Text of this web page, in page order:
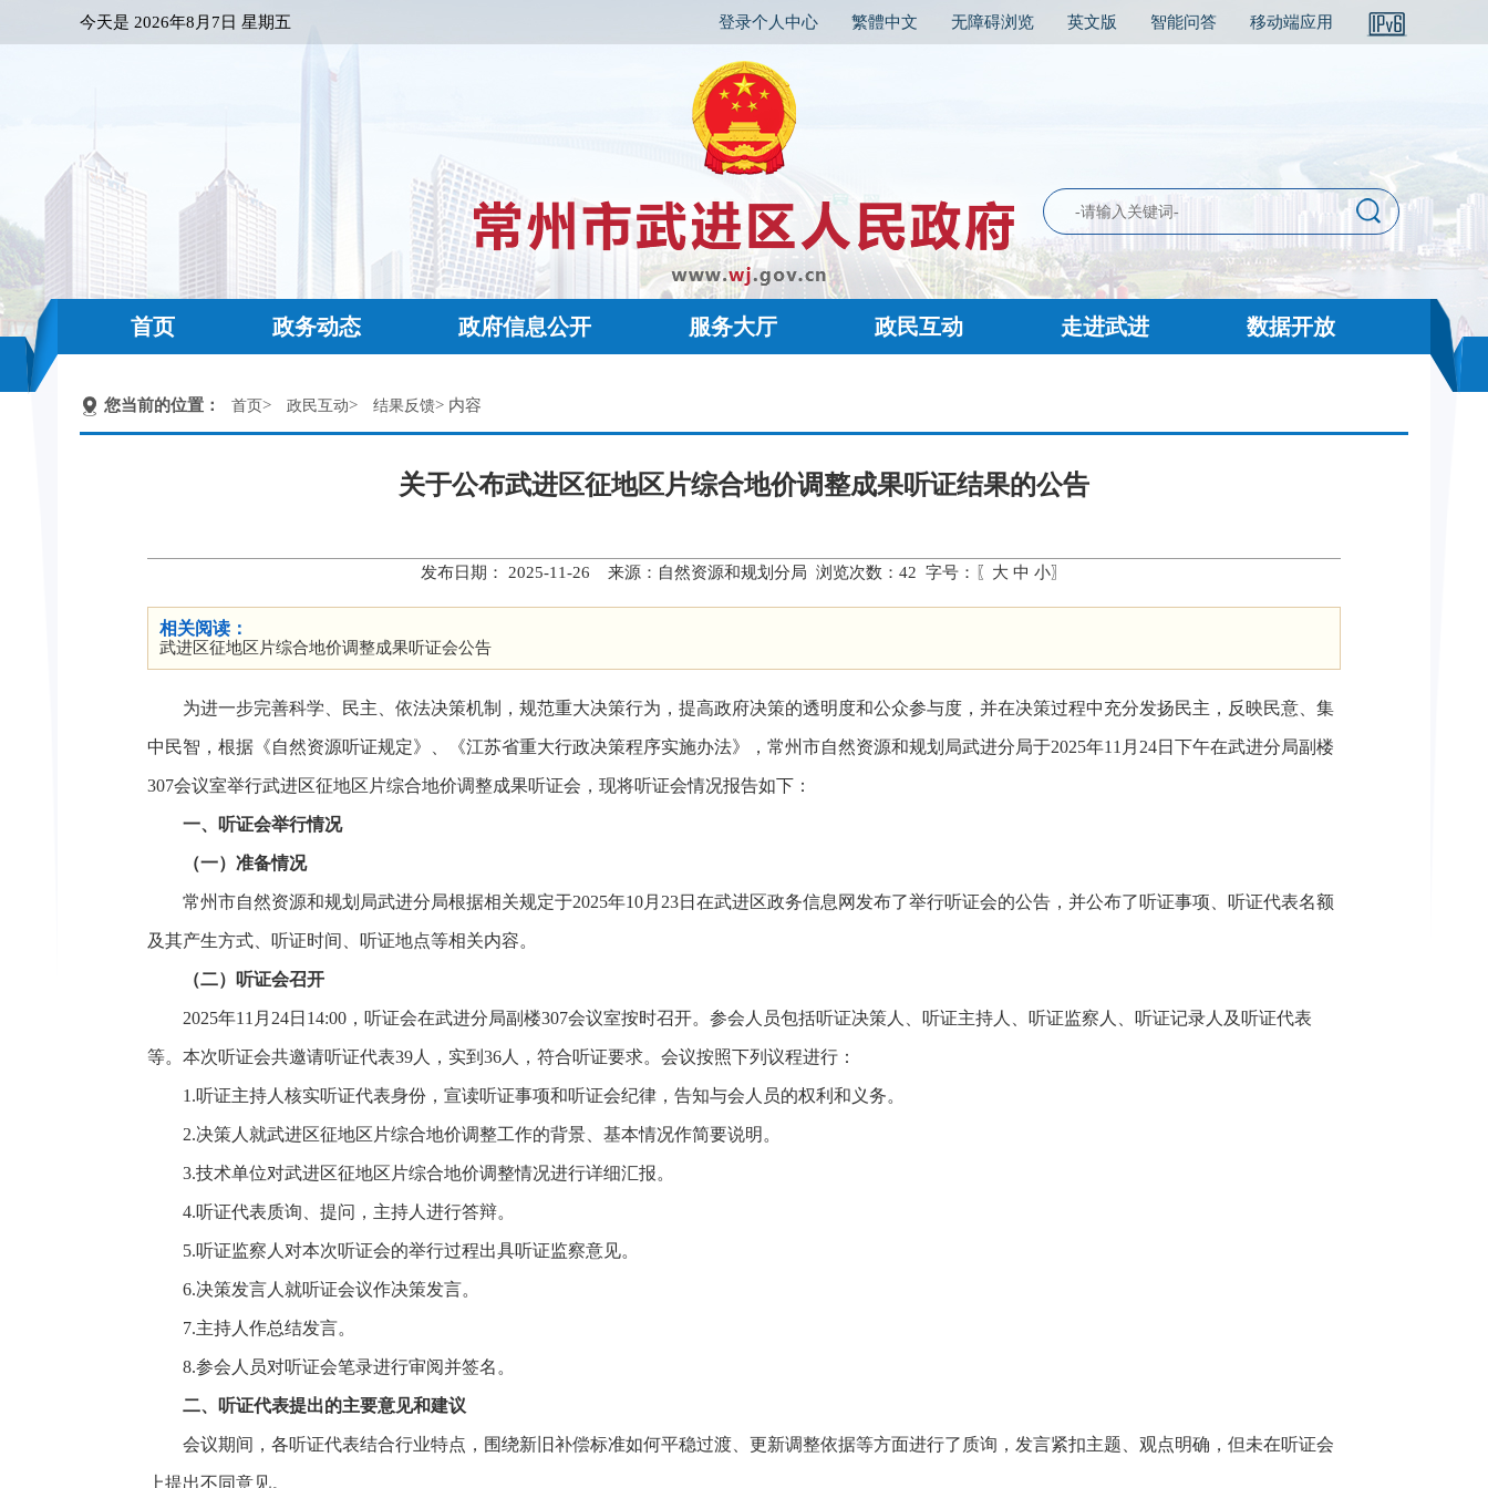
今天是 2026年8月7日 星期五 登录个人中心 繁體中文 无障碍浏览 英文版 智能问答 移动端应用
首页 政务动态 政府信息公开 服务大厅 政民互动 走进武进 数据开放
您当前的位置： 首页> 政民互动> 结果反馈> 内容
关于公布武进区征地区片综合地价调整成果听证结果的公告
发布日期： 2025-11-26 来源：自然资源和规划分局 浏览次数： 42 字号：〖 大 中 小〗
相关阅读：
武进区征地区片综合地价调整成果听证会公告
为进一步完善科学、民主、依法决策机制，规范重大决策行为，提高政府决策的透明度和公众参与度，并在决策过程中充分发扬民主，反映民意、集
中民智，根据《自然资源听证规定》、《江苏省重大行政决策程序实施办法》，常州市自然资源和规划局武进分局于2025年11月24日下午在武进分局副楼
307会议室举行武进区征地区片综合地价调整成果听证会，现将听证会情况报告如下：
一、听证会举行情况
（一）准备情况
常州市自然资源和规划局武进分局根据相关规定于2025年10月23日在武进区政务信息网发布了举行听证会的公告，并公布了听证事项、听证代表名额
及其产生方式、听证时间、听证地点等相关内容。
（二）听证会召开
2025年11月24日14:00，听证会在武进分局副楼307会议室按时召开。参会人员包括听证决策人、听证主持人、听证监察人、听证记录人及听证代表
等。本次听证会共邀请听证代表39人，实到36人，符合听证要求。会议按照下列议程进行：
1.听证主持人核实听证代表身份，宣读听证事项和听证会纪律，告知与会人员的权利和义务。
2.决策人就武进区征地区片综合地价调整工作的背景、基本情况作简要说明。
3.技术单位对武进区征地区片综合地价调整情况进行详细汇报。
4.听证代表质询、提问，主持人进行答辩。
5.听证监察人对本次听证会的举行过程出具听证监察意见。
6.决策发言人就听证会议作决策发言。
7.主持人作总结发言。
8.参会人员对听证会笔录进行审阅并签名。
二、听证代表提出的主要意见和建议
会议期间，各听证代表结合行业特点，围绕新旧补偿标准如何平稳过渡、更新调整依据等方面进行了质询，发言紧扣主题、观点明确，但未在听证会
上提出不同意见。